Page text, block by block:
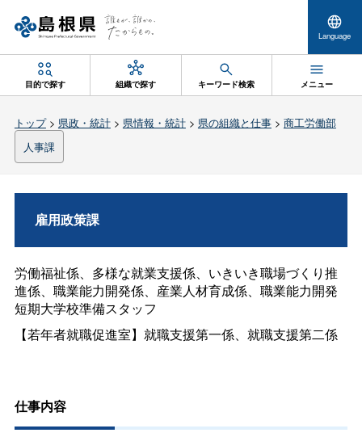
Language
目的で探す 組織で探す キーワード検索 メニュー
トップ> 県政・統計> 県情報・統計> 県の組織と仕事> 商工労働部
人事課
雇用政策課
労働福祉係、多様な就業支援係、いきいき職場づくり推
進係、職業能力開発係、産業人材育成係、職業能力開発
短期大学校準備スタッフ
【若年者就職促進室】就職支援第一係、就職支援第二係
仕事内容